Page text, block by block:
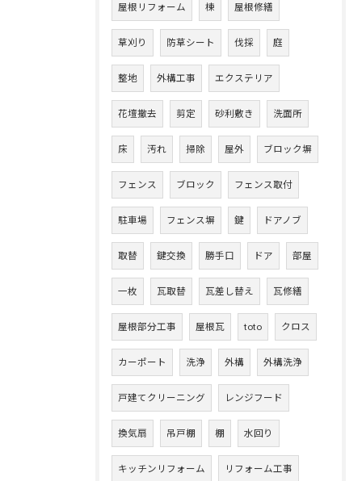
屋根リフォーム 棟 屋根修繕
草刈り 防草シート 伐採 庭
整地 外構工事 エクステリア
花壇撤去 剪定 砂利敷き 洗面所
床 汚れ 掃除 屋外 ブロック塀
フェンス ブロック フェンス取付
駐車場 フェンス塀 鍵 ドアノブ
取替 鍵交換 勝手口 ドア 部屋
一枚 瓦取替 瓦差し替え 瓦修繕
屋根部分工事 屋根瓦 toto クロス
カーポート 洗浄 外構 外構洗浄
戸建てクリーニング レンジフード
換気扇 吊戸棚 棚 水回り
キッチンリフォーム リフォーム工事